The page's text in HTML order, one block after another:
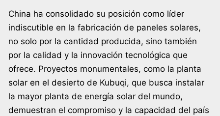
China ha consolidado su posición como líder
indiscutible en la fabricación de paneles solares,
no solo por la cantidad producida, sino también
por la calidad y la innovación tecnológica que
ofrece. Proyectos monumentales, como la planta
solar en el desierto de Kubuqi, que busca instalar
la mayor planta de energía solar del mundo,
demuestran el compromiso y la capacidad del país